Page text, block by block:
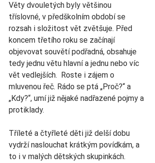
Věty dvouletých byly většinou
tříslovné, v předškolním období se
rozsah i složitost vět zvětšuje. Před
koncem třetího roku se začínají
objevovat souvětí podřadná, obsahuje
tedy jednu větu hlavní a jednu nebo víc
vět vedlejších.  Roste i zájem o
mluvenou řeč. Rádo se ptá „Proč?“ a
„Kdy?“, umí již nějaké nadřazené pojmy a
protiklady.
Tříleté a čtyřleté děti již delší dobu
vydrží naslouchat krátkým povídkám, a
to i v malých dětských skupinkách.